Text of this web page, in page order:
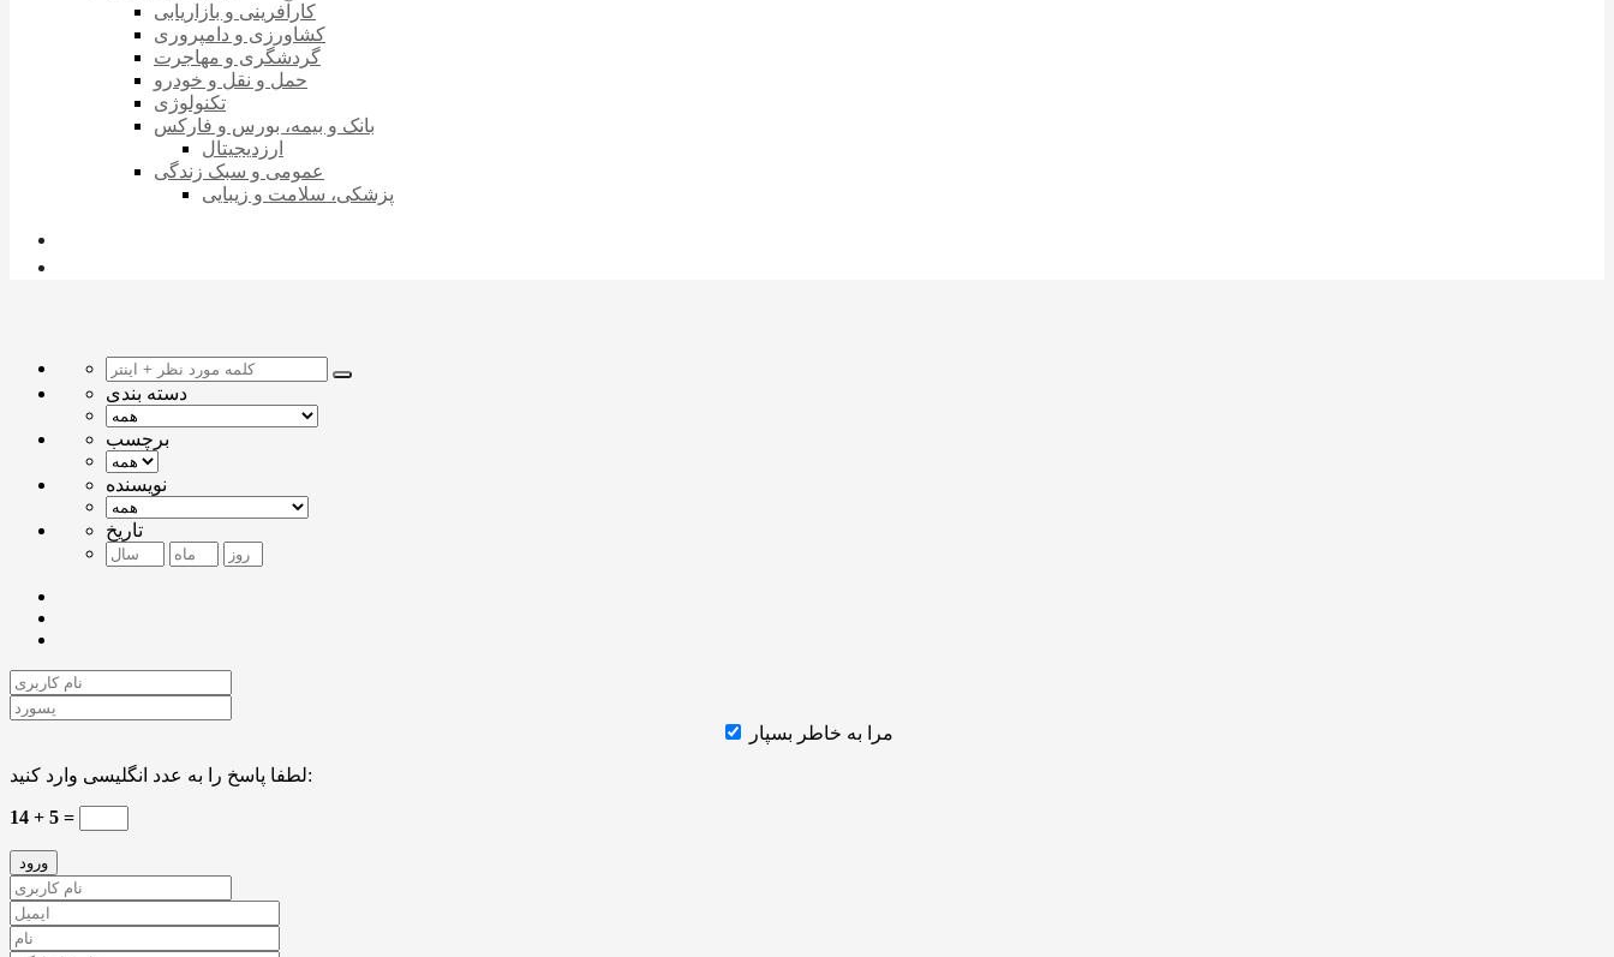
کارآفرینی و بازاریابی
کشاورزی و دامپروری
گردشگری و مهاجرت
حمل و نقل و خودرو
تکنولوژی
بانک و بیمه، بورس و فارکس
ارزدیجیتال
عمومی و سبک زندگی
پزشکی، سلامت و زیبایی
دسته بندی
برچسب
نویسنده
تاریخ
مرا به خاطر بسپار
لطفا پاسخ را به عدد انگلیسی وارد کنید:
14 + 5 =